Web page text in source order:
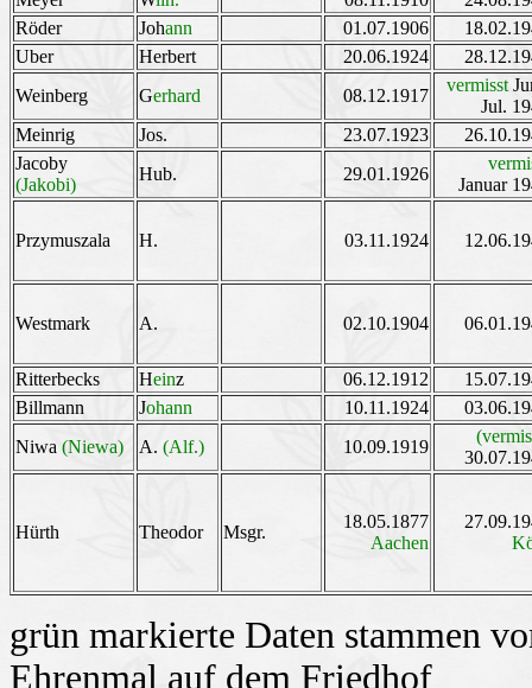
Röder
Johann 01.07.1906
Uber
Herbert 20.06.1924
Weinberg
Gerhard 08.12.1917
vermisst
Jul.
Meinrig
Jos. 23.07.1923
Jacoby
(Jakobi)
Hub. 29.01.1926
Januar
Przymuszala H. 03.11.1924
Westmark A. 02.10.1904
Ritterbecks Heinz 06.12.1912
Billmann
Johann 10.11.1924
Niwa (Niewa) A. (Alf.) 10.09.1919
Hürth Theodor Msgr.
18.05.1877
Aachen
grün markierte Daten stammen
Ehrenmal auf dem Friedhof